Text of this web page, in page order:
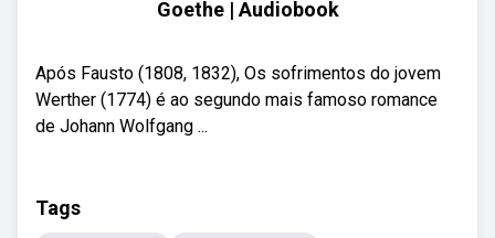
Goethe | Audiobook
Após Fausto (1808, 1832), Os sofrimentos do jovem
Werther (1774) é ao segundo mais famoso romance
de Johann Wolfgang ...
Tags